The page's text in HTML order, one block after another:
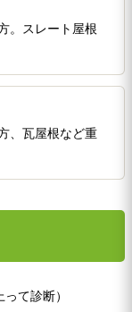
。スレート屋根
、瓦屋根など重
て診断）